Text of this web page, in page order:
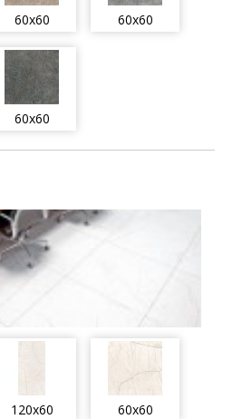
60x60 60x60
60x60
120x60 60x60